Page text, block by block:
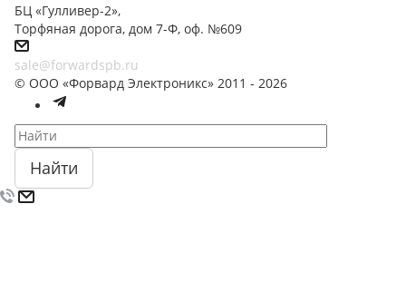
БЦ «Гулливер-2»,
Торфяная дорога, дом 7-Ф, оф. №609
sale@forwardspb.ru
© ООО «Форвард Электроникс» 2011 - 2026
Найти